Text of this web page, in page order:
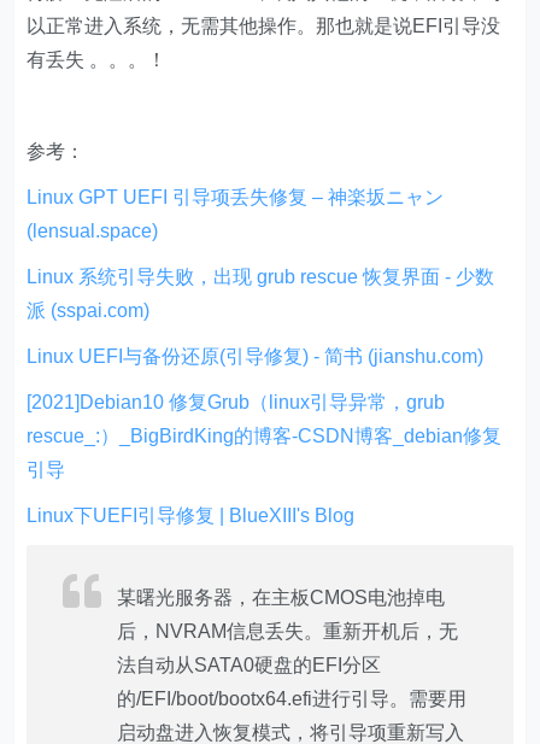
以正常进入系统，无需其他操作。那也就是说EFI引导没
有丢失 。。。！
参考：
Linux GPT UEFI 引导项丢失修复 – 神楽坂ニャン
(lensual.space)
Linux 系统引导失败，出现 grub rescue 恢复界面 - 少数
派 (sspai.com)
Linux UEFI与备份还原(引导修复) - 简书 (jianshu.com)
[2021]Debian10 修复Grub（linux引导异常，grub
rescue_:）_BigBirdKing的博客-CSDN博客_debian修复
引导
Linux下UEFI引导修复 | BlueXIII's Blog
某曙光服务器，在主板CMOS电池掉电
后，NVRAM信息丢失。重新开机后，无
法自动从SATA0硬盘的EFI分区
的/EFI/boot/bootx64.efi进行引导。需要用
启动盘进入恢复模式，将引导项重新写入